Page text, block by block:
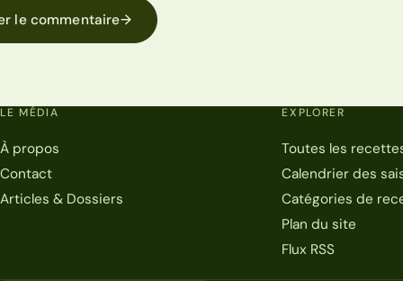
le commentaire→
LE MÉDIA
À propos
Contact
Articles & Dossiers
EXPLORER
Toutes les
Calendrier des
Catégories de
Plan du site
Flux RSS